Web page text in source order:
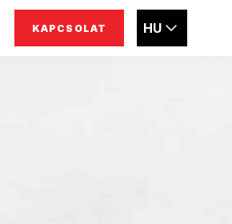
KAPCSOLAT HU